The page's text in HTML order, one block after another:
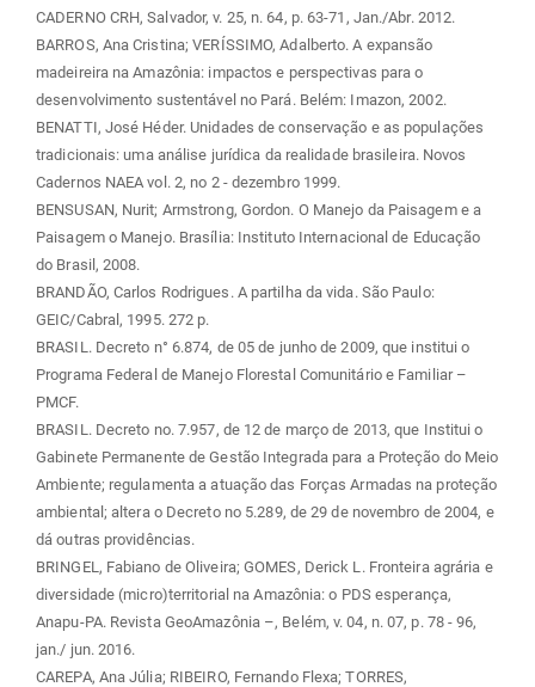
CADERNO CRH, Salvador, v. 25, n. 64, p. 63-71, Jan./Abr. 2012.
BARROS, Ana Cristina; VERÍSSIMO, Adalberto. A expansão
madeireira na Amazônia: impactos e perspectivas para o
desenvolvimento sustentável no Pará. Belém: Imazon, 2002.
BENATTI, José Héder. Unidades de conservação e as populações
tradicionais: uma análise jurídica da realidade brasileira. Novos
Cadernos NAEA vol. 2, no 2 - dezembro 1999.
BENSUSAN, Nurit; Armstrong, Gordon. O Manejo da Paisagem e a
Paisagem o Manejo. Brasília: Instituto Internacional de Educação
do Brasil, 2008.
BRANDÃO, Carlos Rodrigues. A partilha da vida. São Paulo:
GEIC/Cabral, 1995. 272 p.
BRASIL. Decreto n° 6.874, de 05 de junho de 2009, que institui o
Programa Federal de Manejo Florestal Comunitário e Familiar –
PMCF.
BRASIL. Decreto no. 7.957, de 12 de março de 2013, que Institui o
Gabinete Permanente de Gestão Integrada para a Proteção do Meio
Ambiente; regulamenta a atuação das Forças Armadas na proteção
ambiental; altera o Decreto no 5.289, de 29 de novembro de 2004, e
dá outras providências.
BRINGEL, Fabiano de Oliveira; GOMES, Derick L. Fronteira agrária e
diversidade (micro)territorial na Amazônia: o PDS esperança,
Anapu-PA. Revista GeoAmazônia –, Belém, v. 04, n. 07, p. 78 - 96,
jan./ jun. 2016.
CAREPA, Ana Júlia; RIBEIRO, Fernando Flexa; TORRES,